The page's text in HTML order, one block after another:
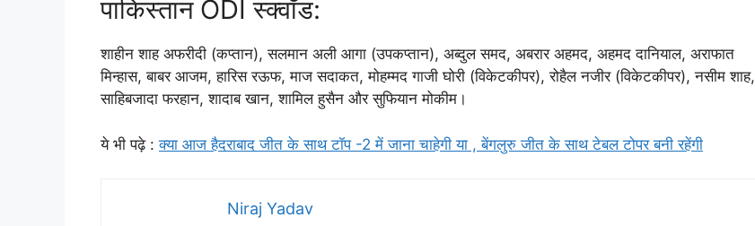
पाकिस्तान ODI स्क्वॉड:
शाहीन शाह अफरीदी (कप्तान), सलमान अली आगा (उपकप्तान), अब्दुल समद, अबरार अहमद, अहमद दानियाल, अराफात
मिन्हास, बाबर आजम, हारिस रऊफ, माज सदाकत, मोहम्मद गाजी घोरी (विकेटकीपर), रोहैल नजीर (विकेटकीपर), नसीम शाह,
साहिबजादा फरहान, शादाब खान, शामिल हुसैन और सुफियान मोकीम।
ये भी पढ़े :क्या आज हैदराबाद जीत के साथ टॉप -2 में जाना चाहेगी या , बेंगलुरु जीत के साथ टेबल टोपर बनी रहेंगी
Niraj Yadav